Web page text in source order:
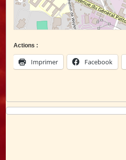
Actions :
Imprimer Facebook